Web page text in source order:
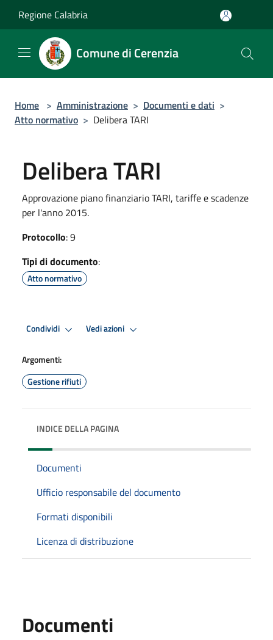
Regione Calabria
Comune di Cerenzia
Home > Amministrazione > Documenti e dati >
Atto normativo > Delibera TARI
Delibera TARI
Approvazione piano finanziario TARI, tariffe e scadenze
per l'anno 2015.
Protocollo: 9
Tipi di documento:
Atto normativo
Condividi Vedi azioni
Argomenti:
Gestione rifiuti
INDICE DELLA PAGINA
Documenti
Ufficio responsabile del documento
Formati disponibili
Licenza di distribuzione
Documenti